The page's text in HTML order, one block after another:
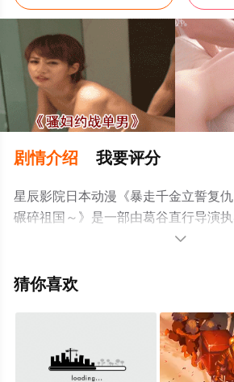
剧情介绍 我要评分
星辰影院日本动漫《暴走千金立誓复
碾碎祖国～》是一部由葛谷直行导演
川育美,小仓唯,上原步美,芹泽优,石上
看高清无删减完整版动漫全集就上星辰

猜你喜欢